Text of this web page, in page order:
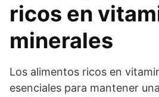
ricos en
minerales
Los alimentos ricos en
esenciales para mantener